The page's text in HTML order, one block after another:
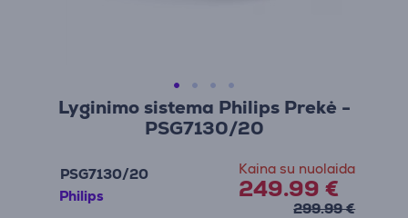
Lyginimo sistema Philips Prekė -
PSG7130/20
PSG7130/20
Philips
Kaina su nuolaida
249.99 €
299.99 €